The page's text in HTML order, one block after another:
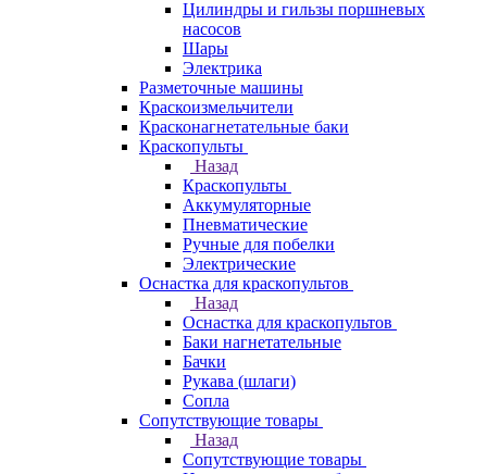
Цилиндры и гильзы поршневых
насосов
Шары
Электрика
Разметочные машины
Краскоизмельчители
Красконагнетательные баки
Краскопульты
Назад
Краскопульты
Аккумуляторные
Пневматические
Ручные для побелки
Электрические
Оснастка для краскопультов
Назад
Оснастка для краскопультов
Баки нагнетательные
Бачки
Рукава (шлаги)
Сопла
Сопутствующие товары
Назад
Сопутствующие товары